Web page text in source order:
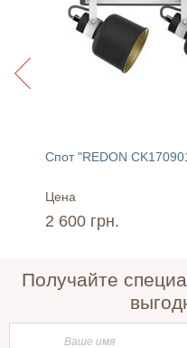
Спот "REDON
Цена
2 600 грн.
Получайте